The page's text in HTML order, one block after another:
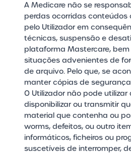
A Medicare não se
perdas ocorridas conteúdos
pelo Utilizador em
técnicas, suspensão e
plataforma Mastercare,
situações advenientes de
de arquivo. Pelo que, se
manter cópias de
O Utilizador não pode
disponibilizar ou transmitir
material que contenha ou
worms, defeitos, ou outro
informáticos, ficheiros ou
suscetíveis de interromper,